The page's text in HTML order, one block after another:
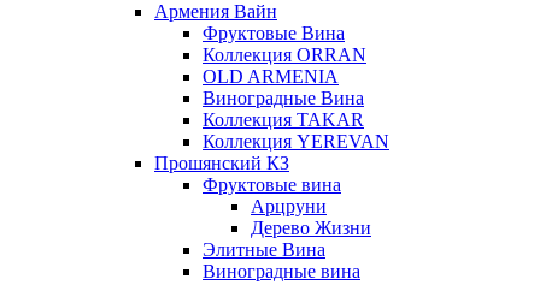
Армения Вайн
Фруктовые Вина
Коллекция ORRAN
OLD ARMENIA
Виноградные Вина
Коллекция TAKAR
Коллекция YEREVAN
Прошянский КЗ
Фруктовые вина
Арцруни
Дерево Жизни
Элитные Вина
Виноградные вина